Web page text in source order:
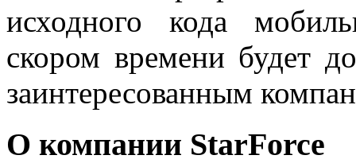
исходного кода
скором времени будет
заинтересованным
О компании StarForce